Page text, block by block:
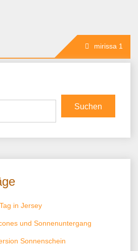
mirissa 1
Suchen
in Jersey
und Sonnenuntergang
Sonnenschein